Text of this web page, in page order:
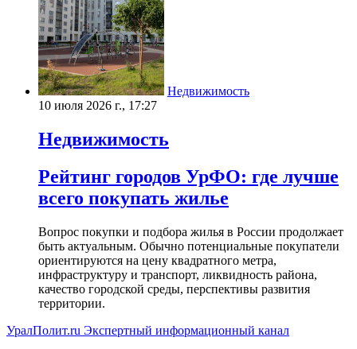
Недвижимость
10 июля 2026 г., 17:27
Недвижимость
Рейтинг городов УрФО: где лучше
всего покупать жилье
Вопрос покупки и подбора жилья в России продолжает
быть актуальным. Обычно потенциальные покупатели
ориентируются на цену квадратного метра,
инфраструктуру и транспорт, ликвидность района,
качество городской среды, перспективы развития
территории.
УралПолит.ru Экспертный информационный канал